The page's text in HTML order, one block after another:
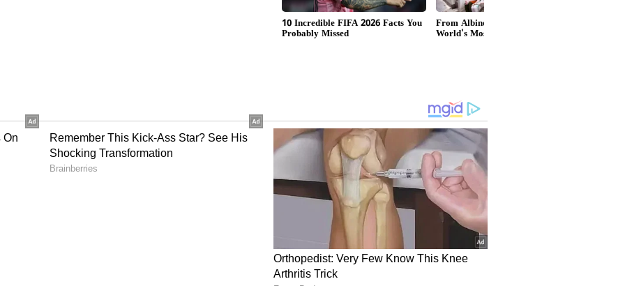
అందుబాటులో ఉన్న ముఖ్య నేతలతో భేటీ అయ్యారు.
స్వామి తదితరులు ఉన్నారు. బిజెపితో పొత్తు